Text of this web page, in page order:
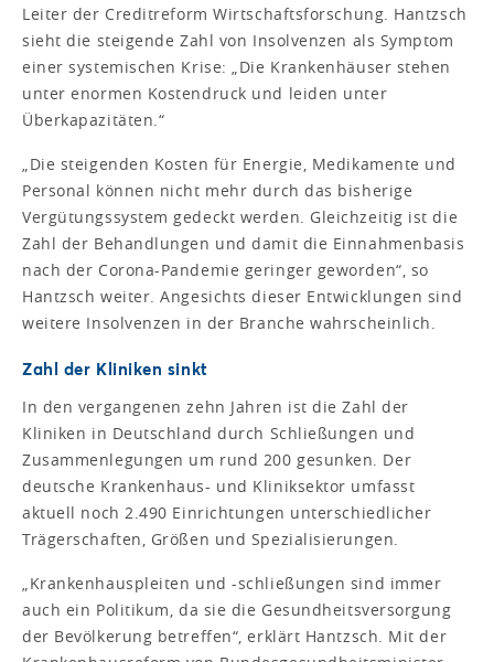
Leiter der Creditreform Wirtschaftsforschung. Hantzsch
sieht die steigende Zahl von Insolvenzen als Symptom
einer systemischen Krise: „Die Krankenhäuser stehen
unter enormen Kostendruck und leiden unter
Überkapazitäten.“
„Die steigenden Kosten für Energie, Medikamente und
Personal können nicht mehr durch das bisherige
Vergütungssystem gedeckt werden. Gleichzeitig ist die
Zahl der Behandlungen und damit die Einnahmenbasis
nach der Corona-Pandemie geringer geworden“, so
Hantzsch weiter. Angesichts dieser Entwicklungen sind
weitere Insolvenzen in der Branche wahrscheinlich.
Zahl der Kliniken sinkt
In den vergangenen zehn Jahren ist die Zahl der
Kliniken in Deutschland durch Schließungen und
Zusammenlegungen um rund 200 gesunken. Der
deutsche Krankenhaus- und Kliniksektor umfasst
aktuell noch 2.490 Einrichtungen unterschiedlicher
Trägerschaften, Größen und Spezialisierungen.
„Krankenhauspleiten und -schließungen sind immer
auch ein Politikum, da sie die Gesundheitsversorgung
der Bevölkerung betreffen“, erklärt Hantzsch. Mit der